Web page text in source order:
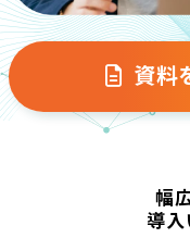
資料
幅
導